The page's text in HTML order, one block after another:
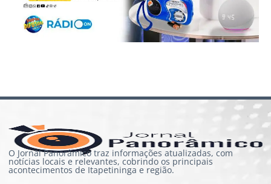
O Jornal Panorâmico traz informações atualizadas, com
notícias locais e relevantes, cobrindo os principais
acontecimentos de Itapetininga e região.